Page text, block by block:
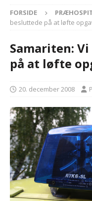
FORSIDE
besluttede på at løfte
Samariten:
på at løfte
20. december 2008